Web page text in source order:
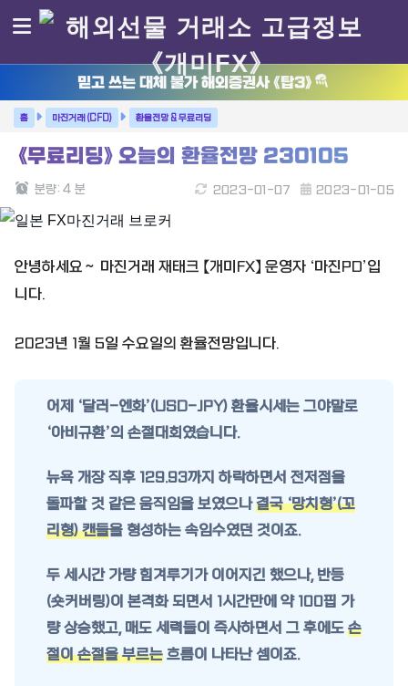
믿고 쓰는 대체 불가 해외증권사 《탑3》
마진거래 (CFD) 환율전망 & 무료리딩
《무료리딩》 오늘의 환율전망 230105
2023-01-05
2023-01-07
분량: 4 분
안녕하세요～ 마진거래 재태크 【개미FX】 운영자 ‘마진PD’입
니다.
2023년 1월 5일 수요일의 환율전망입니다.
어제 ‘달러-엔화’(USD-JPY) 환율시세는 그야말로
‘아비규환’의 손절대회였습니다.
뉴욕 개장 직후 129.93까지 하락하면서 전저점을
돌파할 것 같은 움직임을 보였으나결국 ‘망치형’(꼬
리형) 캔들을 형성하는 속임수였던 것이죠.
두 세시간 가량 힘겨루기가 이어지긴 했으나, 반등
(숏커버링)이 본격화 되면서 1시간만에 약 100핍 가
량 상승했고, 매도 세력들이 즉사하면서 그 후에도 손
절이 손절을 부르는 흐름이 나타난 셈이죠.